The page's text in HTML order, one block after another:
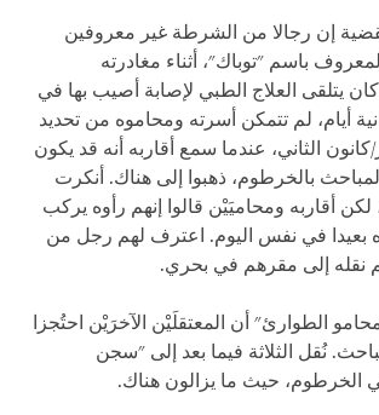
إن رجالا من الشرطة غير معروفين
باسم "توباك"، أثناء مغادرته
يتلقى العلاج الطبي لإصابة أصيب بها في
أيام، لم تتمكن أسرته ومحاموه من تحديد
في 22 يناير/كانون الثاني، عندما سمع أقاربه أنه قد يكون
بالخرطوم، ذهبوا إلى هناك. أنكرت
لكن أقاربه ومحاميَيْن قالوا إنهم رأوه يركب
بعيدا في نفس اليوم. اعترف لهم رجل من
نقله إلى مقرهم في بحري.
الطوارئ" أن المعتقلَيْن الآخرَيْن احتُجزا
نُقل الثلاثة فيما بعد إلى "سجن
الخرطوم، حيث ما يزالون هناك.